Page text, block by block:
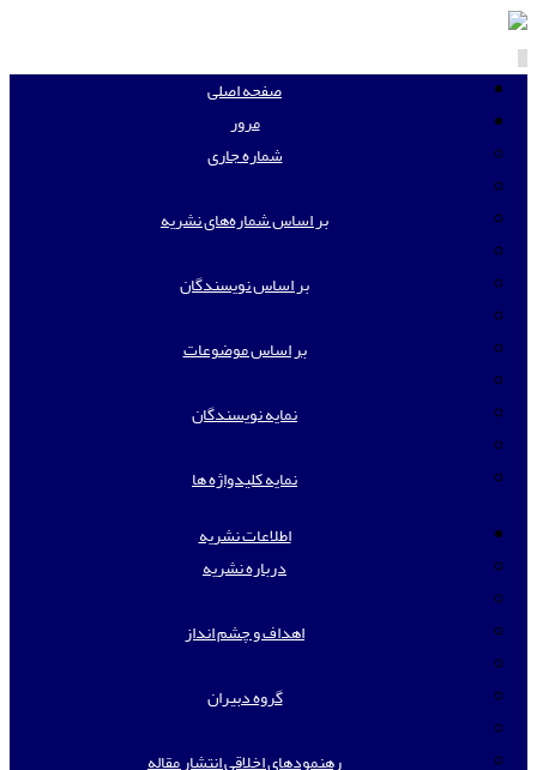
navigation
صفحه اصلی
مرور
شماره جاری
بر اساس شماره‌های نشریه
بر اساس نویسندگان
بر اساس موضوعات
نمایه نویسندگان
نمایه کلیدواژه ها
اطلاعات نشریه
درباره نشریه
اهداف و چشم انداز
گروه دبیران
رهنمودهای اخلاقی انتشار مقاله